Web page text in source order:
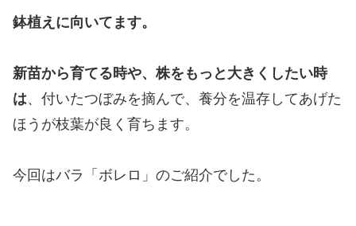
鉢植えに向いてます。
新苗から育てる時や、株をもっと大きくしたい時
は、付いたつぼみを摘んで、養分を温存してあげた
ほうが枝葉が良く育ちます。
今回はバラ「ボレロ」のご紹介でした。